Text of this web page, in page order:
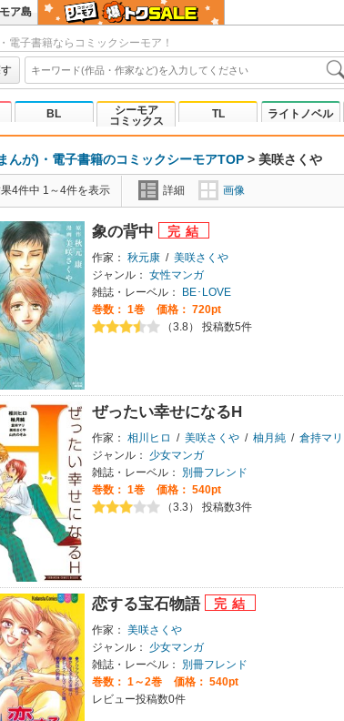
ア島
電子書籍ならコミックシーモア！
BL
シーモア
コミックス
TL ライトノベル
んが)・電子書籍のコミックシーモアTOP > 美咲さくや
4件中 1～4件を表示 詳細 画像
象の背中
作家： 秋元康 / 美咲さくや
ジャンル： 女性マンガ
雑誌・レーベル：
BE･LOVE
巻数： 1巻
価格： 720pt
（3.8） 投稿数5件
ぜったい幸せになるH
作家： 相川ヒロ / 美咲さくや / 柚月純 / 倉持マリ
ジャンル：
少女マンガ
雑誌・レーベル：
別冊フレンド
巻数： 1巻
価格： 540pt
（3.3） 投稿数3件
恋する宝石物語
作家： 美咲さくや
ジャンル：
少女マンガ
雑誌・レーベル：
別冊フレンド
巻数： 1～2巻
価格： 540pt
レビュー投稿数0件